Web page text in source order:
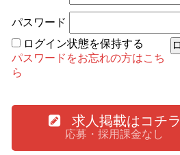
パスワード
ログイン状態を保持する
パスワードをお忘れの方はこち
ら
求人掲載はコチラ
応募・採用課金なし